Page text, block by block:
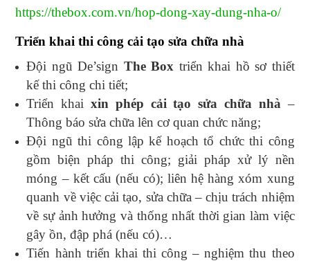
https://thebox.com.vn/hop-dong-xay-dung-nha-o/
Triển khai thi công cải tạo sửa chữa nhà
Đội ngũ De’sign The Box triển khai hồ sơ thiết
kế thi công chi tiết;
Triển khaixin phép cải tạo sửa chữa nhà–
Thông báo sửa chữa lên cơ quan chức năng;
Đội ngũ thi công lập kế hoạch tổ chức thi công
gồm biện pháp thi công; giải pháp xử lý nền
móng – kết cấu (nếu có); liên hệ hàng xóm xung
quanh về việc cải tạo, sửa chữa – chịu trách nhiệm
về sự ảnh hưởng và thống nhất thời gian làm việc
gây ồn, đập phá (nếu có)…
Tiến hành triển khai thi công – nghiệm thu theo